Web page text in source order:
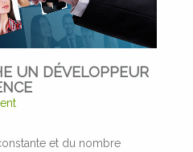
UN DÉVELOPPEUR
et du nombre